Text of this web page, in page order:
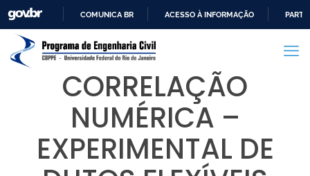
PARA
CONTEÚDO
COMUNICA BR ACESSO À INFORMAÇÃO
CORRELAÇÃO
NUMÉRICA –
EXPERIMENTAL DE